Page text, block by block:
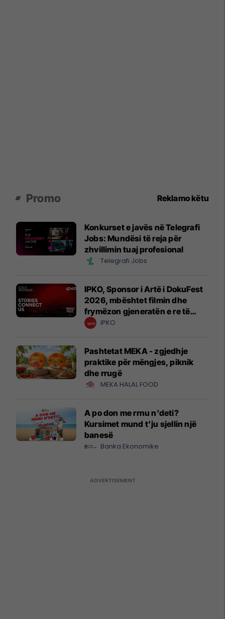
Promo Reklamo këtu
Konkurset e javës në Telegrafi
Jobs: Mundësi të reja për
zhvillimin tuaj profesional
Telegrafi Jobs
IPKO, Sponsor i Artë i DokuFest
2026, mbështet filmin dhe
frymëzon gjeneratën e re të
krijuesve
IPKO
Pashtetat MEKA - zgjedhje
praktike për mëngjes, piknik
dhe rrugë
MEKA HALAL FOOD
A po don me rrnu n’deti?
Kursimet mund t’ju sjellin një
banesë
Banka Ekonomike